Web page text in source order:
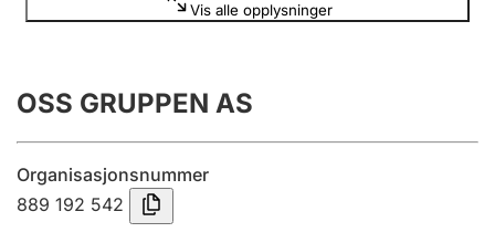
Årsregnskap
Innsending og forsinkelsesgebyr
Tinglysing
Vis alle opplysninger
OSS GRUPPEN AS
Organisasjonsnummer
889 192 542